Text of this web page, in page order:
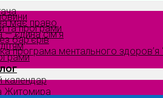
має право
— єдина сім’я
календар
Житомира
та програми
бар’єрів
програма ментального здоров’я